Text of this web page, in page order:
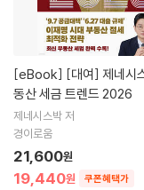
[eBook]
동산 세금 트렌드 2026
제네시스박 저
경이로움
19,440원 쿠폰혜택가
21,600원